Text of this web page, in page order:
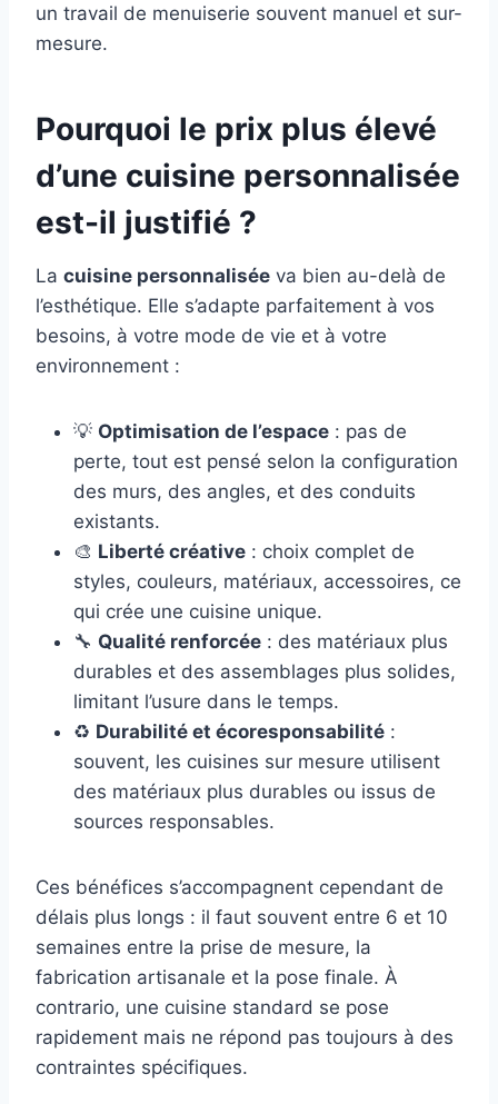
un travail de menuiserie souvent manuel et sur-
mesure.
Pourquoi le prix plus élevé
d’une cuisine personnalisée
est-il justifié ?
La cuisine personnalisée va bien au-delà de
l’esthétique. Elle s’adapte parfaitement à vos
besoins, à votre mode de vie et à votre
environnement :
💡 Optimisation de l’espace : pas de
perte, tout est pensé selon la configuration
des murs, des angles, et des conduits
existants.
🎨 Liberté créative : choix complet de
styles, couleurs, matériaux, accessoires, ce
qui crée une cuisine unique.
🔧 Qualité renforcée : des matériaux plus
durables et des assemblages plus solides,
limitant l’usure dans le temps.
♻️ Durabilité et écoresponsabilité :
souvent, les cuisines sur mesure utilisent
des matériaux plus durables ou issus de
sources responsables.
Ces bénéfices s’accompagnent cependant de
délais plus longs : il faut souvent entre 6 et 10
semaines entre la prise de mesure, la
fabrication artisanale et la pose finale. À
contrario, une cuisine standard se pose
rapidement mais ne répond pas toujours à des
contraintes spécifiques.